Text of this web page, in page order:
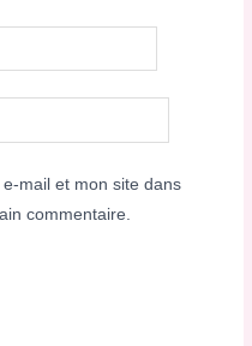
mail et mon site dans
commentaire.